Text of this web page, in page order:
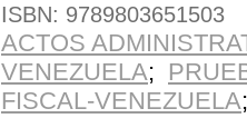
ISBN: 9789803651503
ACTOS
VENEZUELA;
FISCAL-VENEZUELA